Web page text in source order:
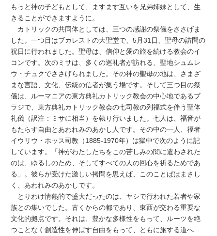
もっと神の子どもとして、ますます互いを兄弟姉妹として、生
きることができますように。
カトリックの共同体としては、三つの感謝の祭儀をささげま
した。一つ目はブカレストの大聖堂で、5月31日、聖母の訪問の
祝日に行われました。聖母は、信仰と愛の旅を続ける教会のイ
コンです。次のミサは、多くの巡礼者が訪れる、聖地シュムレ
ウ・チュクでささげられました。その神の聖母の地は、さまざ
まな言語、文化、伝統の信者が集う場です。そして三つ目の祭
儀は、ルーマニアの東方典礼カトリック教会の中心地であるブ
ラジで、東方典礼カトリック教会の七司教の列福式を伴う聖体
礼儀（訳注：ミサに相当）を執り行いました。七人は、福音が
もたらす自由とあわれみのあかし人です。その中の一人、福者
イウリウ・ホッス司教（1885-1970年）は獄中で次のように記
しています。「神がわたしたちをこの苦しみの闇に遣わされた
のは、ゆるしのため、そしてすべての人の回心を祈るためであ
る」。彼らが受けた激しい拷問を思えば、このことばはまさし
く、あわれみのあかしです。
とりわけ情熱的で盛大だったのは、ヤシで行われた若者や家
族との集いでした。古くからの都であり、東西が交わる重要な
文化的拠点です。それは、豊かな多様性をもって、ルーツを絶
つことなく創造性を伸ばす自由をもって、ともに旅する道へ